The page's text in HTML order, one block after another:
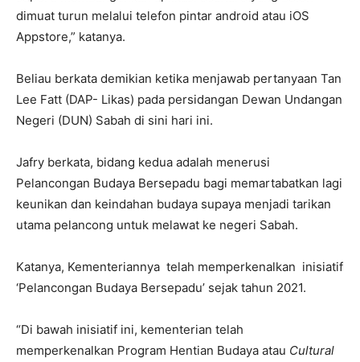
dimuat turun melalui telefon pintar android atau iOS
Appstore,” katanya.
Beliau berkata demikian ketika menjawab pertanyaan Tan
Lee Fatt (DAP- Likas) pada persidangan Dewan Undangan
Negeri (DUN) Sabah di sini hari ini.
Jafry berkata, bidang kedua adalah menerusi
Pelancongan Budaya Bersepadu bagi memartabatkan lagi
keunikan dan keindahan budaya supaya menjadi tarikan
utama pelancong untuk melawat ke negeri Sabah.
Katanya, Kementeriannya telah memperkenalkan inisiatif
‘Pelancongan Budaya Bersepadu’ sejak tahun 2021.
“Di bawah inisiatif ini, kementerian telah
memperkenalkan Program Hentian Budaya atau Cultural